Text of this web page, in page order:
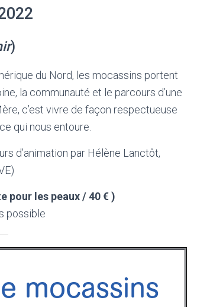
)
du Nord, les mocassins portent
la communauté et le parcours d’une
c’est vivre de façon respectueuse
qui nous entoure.
d’animation par Hélène Lanctôt,
pour les peaux / 40 € )
possible